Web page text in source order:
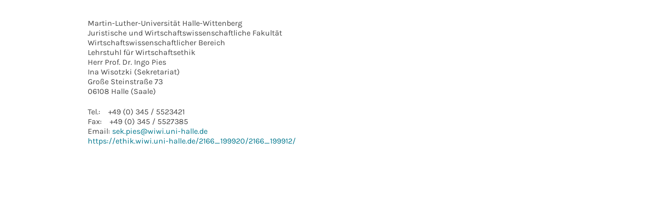
Martin-Luther-Universität Halle-Wittenberg
Juristische und Wirtschaftswissenschaftliche Fakultät
Wirtschaftswissenschaftlicher Bereich
Lehrstuhl für Wirtschaftsethik
Herr Prof. Dr. Ingo Pies
Ina Wisotzki (Sekretariat)
Große Steinstraße 73
06108 Halle (Saale)
Tel.: +49 (0) 345 / 5523421
Fax: +49 (0) 345 / 5527385
Email: sek.pies@wiwi.uni-halle.de
https://ethik.wiwi.uni-halle.de/2166_199920/2166_199912/